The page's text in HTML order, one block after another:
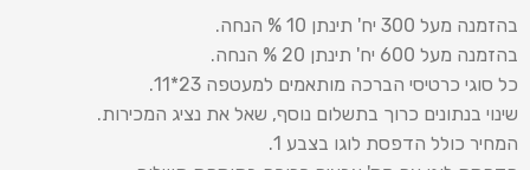
בהזמנה מעל 300 יח' תינתן 10 % הנחה.
בהזמנה מעל 600 יח' תינתן 20 % הנחה.
כל סוגי כרטיסי הברכה מותאמים למעטפה 23*11.
שינוי בנתונים כרוך בתשלום נוסף, שאל את נציג המכירות.
המחיר כולל הדפסת לוגו בצבע 1.